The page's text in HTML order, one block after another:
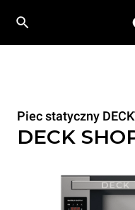
Piec statyczny
DECK